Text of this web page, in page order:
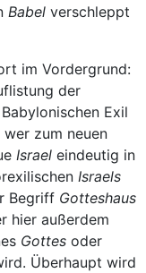
Babel verschleppt
im Vordergrund:
der
Exil
zum neuen
Israel eindeutig in
Israels
Begriff Gotteshaus
hier außerdem
Gottes oder
Überhaupt wird